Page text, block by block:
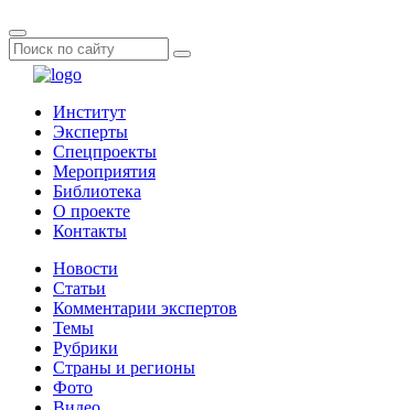
Институт
Эксперты
Спецпроекты
Мероприятия
Библиотека
О проекте
Контакты
Новости
Статьи
Комментарии экспертов
Темы
Рубрики
Страны и регионы
Фото